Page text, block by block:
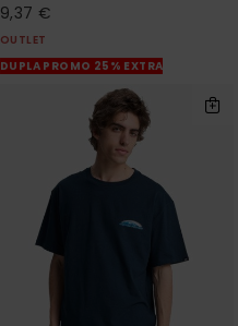
9,37 €
OUTLET
DUPLA PROMO 25% EXTRA